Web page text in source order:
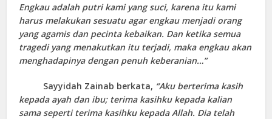
Engkau adalah putri kami yang suci, karena itu kami
harus melakukan sesuatu agar engkau menjadi orang
yang agamis dan pecinta kebaikan. Dan ketika semua
tragedi yang menakutkan itu terjadi, maka engkau akan
menghadapinya dengan penuh keberanian…”
Sayyidah Zainab berkata, “Aku berterima kasih
kepada ayah dan ibu; terima kasihku kepada kalian
sama seperti terima kasihku kepada Allah. Dia telah